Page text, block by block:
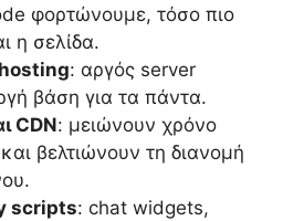
φορτώνουμε, τόσο πιο
η σελίδα.
: αργός server
βάση για τα πάντα.
CDN: μειώνουν χρόνο
βελτιώνουν τη διανομή
scripts: chat widgets,